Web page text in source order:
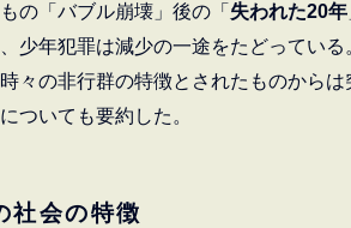
の「バブル崩壊」後の「 失われた20年
少年犯罪は減少の一途をたどってい
々の非行群の特徴とされたものから
ついても要約した。
会の特徴